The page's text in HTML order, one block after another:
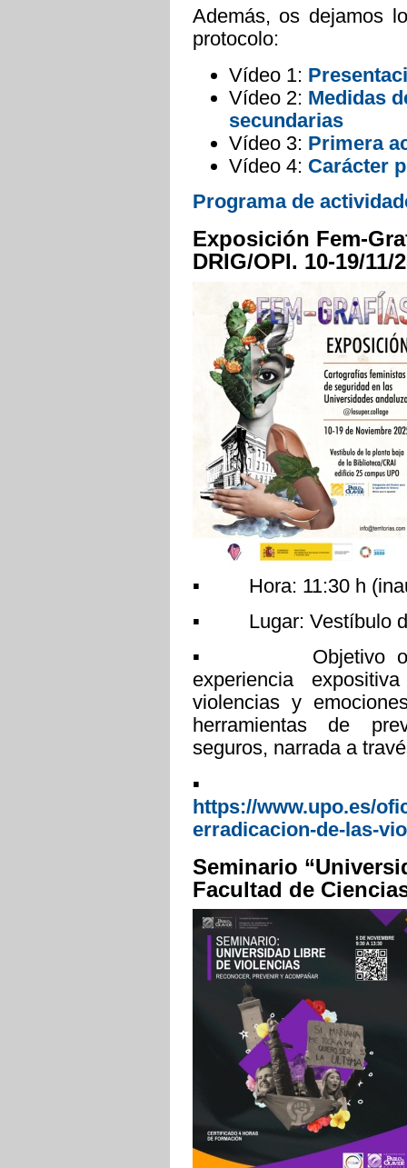
Además, os dejamos
protocolo:
Vídeo 1:
Vídeo 2: Medidas
secundarias
Vídeo 3: Primera
Vídeo 4: Carácter
Programa de
Exposición Fem-
DRIG/OPI. 10-19/11/
▪ Hora: 11:30 h
▪ Lugar: Vestíbulo
▪ Objetivo o
experiencia
violencias y
herramientas de
seguros, narrada a
▪ Más
https://www.upo.es/
erradicacion-de-las-
Seminario
Facultad de